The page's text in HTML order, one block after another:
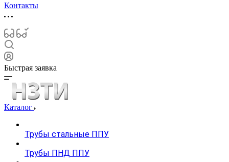
Контакты
Быстрая заявка
Каталог
Трубы стальные ППУ
Трубы ПНД ППУ